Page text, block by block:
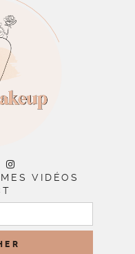
MES VIDÉOS
: